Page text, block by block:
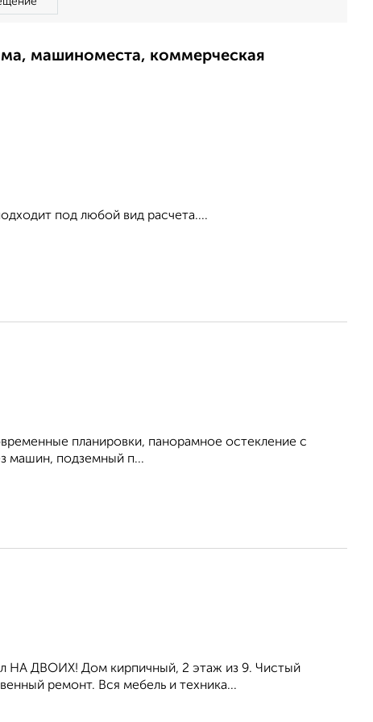
машиноместа, коммерческая
под любой вид расчета....
планировки, панорамное остекление с
машин, подземный п...
НА ДВОИХ! Дом кирпичный, 2 этаж из 9. Чистый
ремонт. Вся мебель и техника...